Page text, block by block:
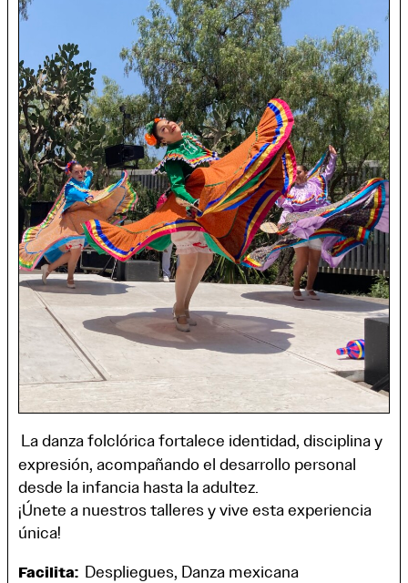
La danza folclórica fortalece identidad, disciplina y
expresión, acompañando el desarrollo personal
desde la infancia hasta la adultez.
¡Únete a nuestros talleres y vive esta experiencia
única!
Facilita: Despliegues, Danza mexicana